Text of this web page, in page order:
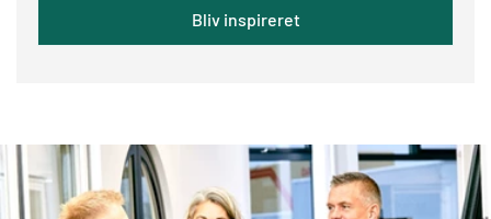
Bliv inspireret